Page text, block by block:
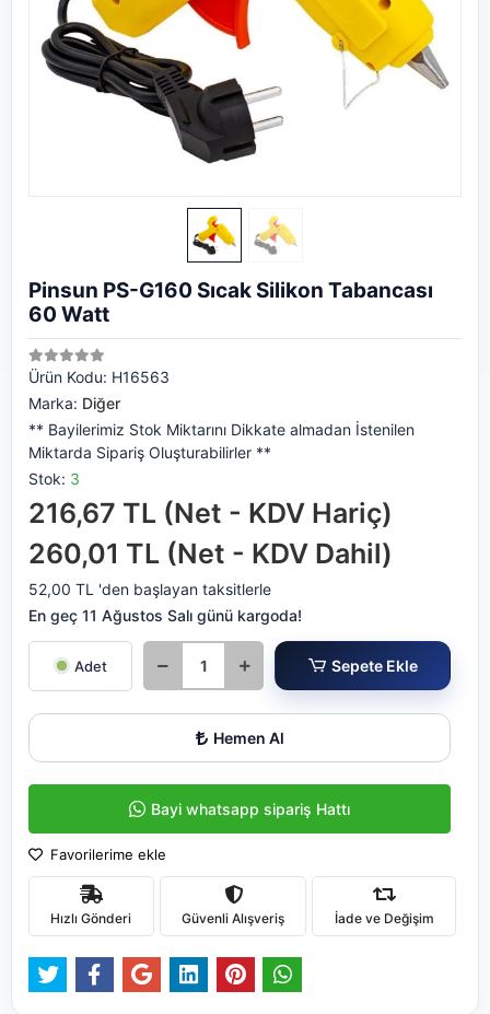
Pinsun PS-G160 Sıcak Silikon Tabancası
60 Watt
Ürün Kodu: H16563
Marka: Diğer
** Bayilerimiz Stok Miktarını Dikkate almadan İstenilen
Miktarda Sipariş Oluşturabilirler **
Stok: 3
216,67 TL (Net - KDV Hariç)
260,01 TL (Net - KDV Dahil)
52,00 TL 'den başlayan taksitlerle
En geç 11 Ağustos Salı günü kargoda!
Adet Sepete Ekle
Hemen Al
Bayi whatsapp sipariş Hattı
Favorilerime ekle
Hızlı Gönderi Güvenli Alışveriş İade ve Değişim